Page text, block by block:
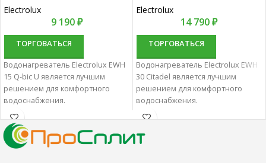
Electrolux
9 190₽
ТОРГОВАТЬСЯ
Водонагреватель Electrolux EWH
15 Q-bic U является лучшим
решением для комфортного
водоснабжения.
Водонагреватели
накопительные характеризуются
отменным качеством и
надежностью.
Electrolux
14 790₽
ТОРГОВАТЬСЯ
Водонагреватель Electrolux EWH
30 Citadel является лучшим
решением для комфортного
водоснабжения.
Водонагреватели
отменным качеством и